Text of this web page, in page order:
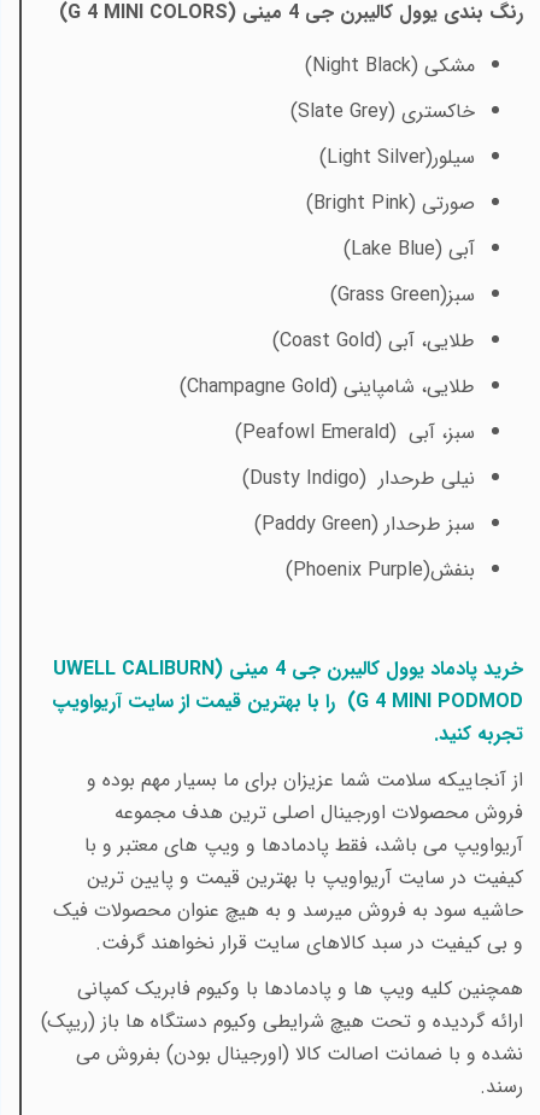
رنگ‌ بندی یوول کالیبرن جی 4 مینی ( G 4 MINI COLORS
)
مشکی (Night Black)
خاکستری (Slate Grey)
سیلور(Light Silver)
صورتی (Bright Pink)
آبی (Lake Blue)
سبز(Grass Green)
طلایی، آبی (Coast Gold)
طلایی، شامپاینی (Champagne Gold)
سبز، آبی (Peafowl Emerald)
نیلی طرحدار (Dusty Indigo)
سبز طرحدار (Paddy Green)
بنفش(Phoenix Purple)
خرید پادماد یوول کالیبرن جی 4 مینی (
UWELL CALIBURN
G 4 MINI PODMOD
) را با بهترین قیمت از سایت آریواویپ
تجربه کنید.
از آنجاییکه سلامت شما عزیزان برای ما بسیار مهم بوده و
فروش محصولات اورجینال اصلی ترین هدف مجموعه
آریواویپ می باشد، فقط پادمادها و ویپ های معتبر و با
کیفیت در سایت آریواویپ با بهترین قیمت و پایین ترین
حاشیه سود به فروش میرسد و به هیچ عنوان محصولات فیک
و بی کیفیت در سبد کالاهای سایت قرار نخواهند گرفت.
همچنین کلیه ویپ ها و پادمادها با وکیوم فابریک کمپانی
ارائه گردیده و تحت هیچ شرایطی وکیوم دستگاه ها باز (ریپک)
نشده و با ضمانت اصالت کالا (اورجینال بودن) بفروش می
رسند.